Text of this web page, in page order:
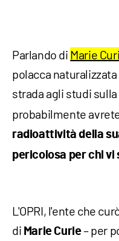
Parlando di Marie
polacca
strada agli studi sulla
probabilmente
radioattività della
pericolosa per chi vi
L'OPRI, l'ente che
di Marie Curie– per